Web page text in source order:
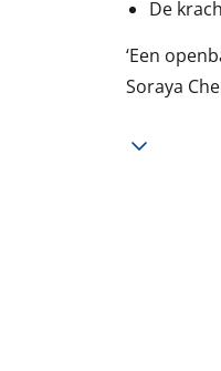
De
‘Een
Soraya